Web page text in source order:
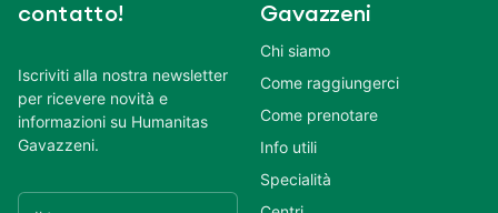
contatto!
Iscriviti alla nostra newsletter
per ricevere novità e
informazioni su Humanitas
Gavazzeni.
Gavazzeni
Chi siamo
Come raggiungerci
Come prenotare
Info utili
Specialità